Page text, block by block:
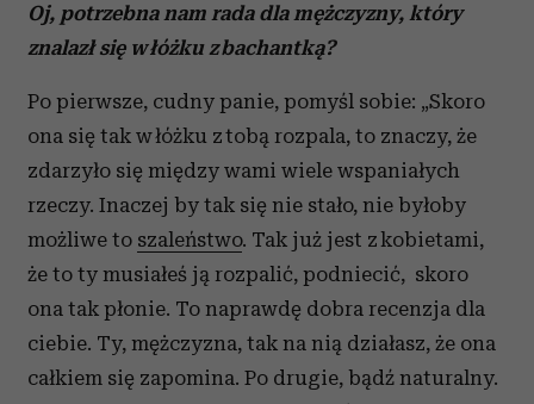
Oj, potrzebna nam rada dla mężczyzny, który
znalazł się w łóżku z bachantką?
Po pierwsze, cudny panie, pomyśl sobie: „Skoro
ona się tak w łóżku z tobą rozpala, to znaczy, że
zdarzyło się między wami wiele wspaniałych
rzeczy. Inaczej by tak się nie stało, nie byłoby
możliwe to szaleństwo. Tak już jest z kobietami,
że to ty musiałeś ją rozpalić, podniecić, skoro
ona tak płonie. To naprawdę dobra recenzja dla
ciebie. Ty, mężczyzna, tak na nią działasz, że ona
całkiem się zapomina. Po drugie, bądź naturalny.